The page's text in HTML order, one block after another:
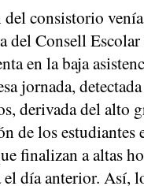
consistorio
del Consell
en la baja
jornada,
derivada del alto
de los estudiantes
finalizan a altas
día anterior. Así,